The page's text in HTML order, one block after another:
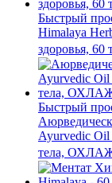
Быстрый
Himalaya
здоровья, 60
Быстрый
Ayurvedic
тела,